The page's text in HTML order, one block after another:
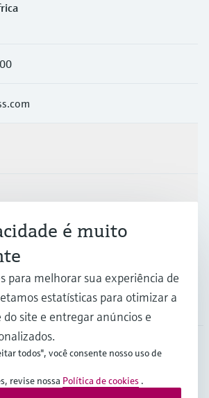
é muito
para melhorar sua experiência de
estatísticas para otimizar a
site e entregar anúncios e
todos", você consente nosso uso de
revise nossa Política de cookies .